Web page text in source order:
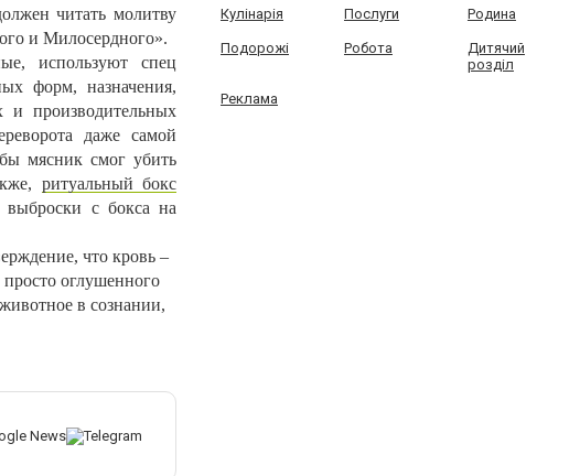
читать молитву
и Милосердного».
используют спец
форм, назначения,
и производительных
даже самой
мясник смог убить
ритуальный бокс
с бокса на
что кровь –
оглушенного
в сознании,
Кулінарія Послуги Родина
Подорожі Робота
Дитячий
розділ
Реклама